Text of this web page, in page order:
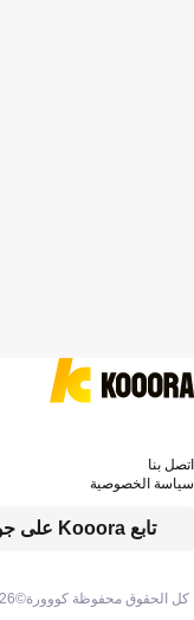
كل الحقوق محفوظة كووورة©
تابع Kooora على جوجل
اتصل بنا
سياسة الخصوصية